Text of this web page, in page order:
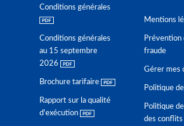
Conditions générales
Conditions générales
au 15 septembre
2026
Brochure tarifaire
Rapport sur la qualité
d'exécution
Mentions
Prévention
fraude
Gérer mes
Politique
Politique
des conflits